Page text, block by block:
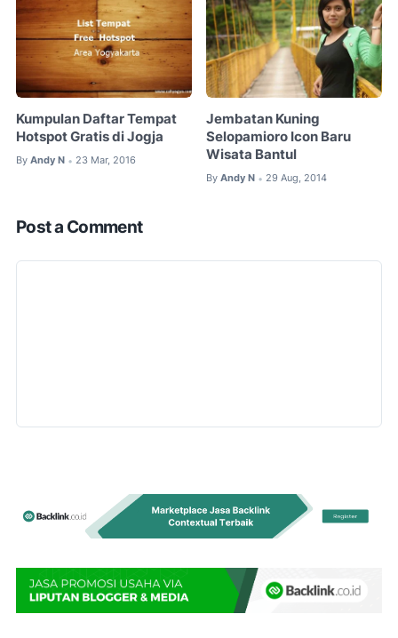
Kumpulan Daftar Tempat
Hotspot Gratis di Jogja
By Andy N • 23 Mar, 2016
Jembatan Kuning
Selopamioro Icon Baru
Wisata Bantul
By Andy N • 29 Aug, 2014
Post a Comment